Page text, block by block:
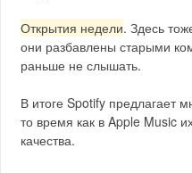
Открытия недели. Здесь
они разбавлены старыми
раньше не слышать.
В итоге Spotify предлагает
то время как в Apple Music
качества.